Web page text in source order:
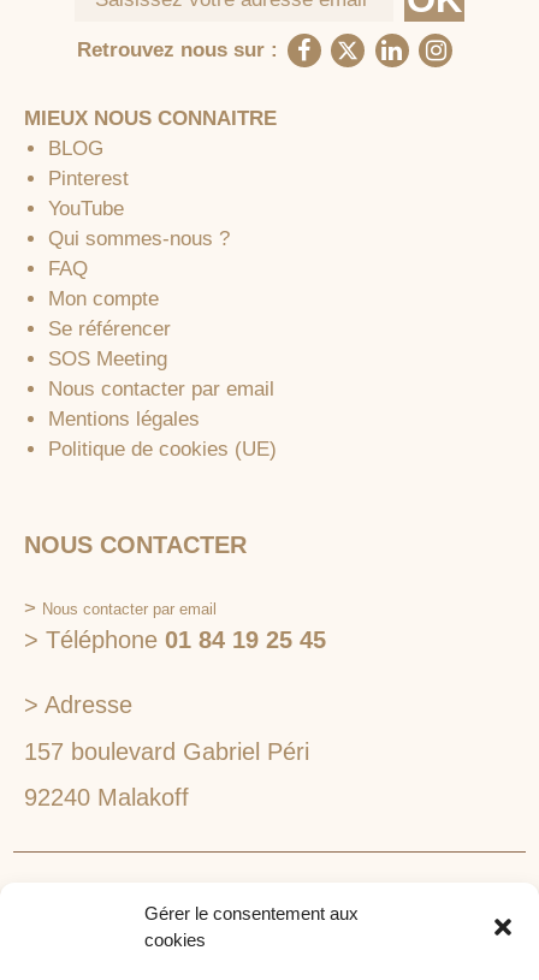
Gérer le consentement aux
cookies
Retrouvez nous sur :
MIEUX NOUS CONNAITRE
BLOG
Pinterest
YouTube
Qui sommes-nous ?
FAQ
Mon compte
Se référencer
SOS Meeting
Nous contacter par email
Mentions légales
Politique de cookies (UE)
NOUS CONTACTER
> Nous contacter par email
> Téléphone 01 84 19 25 45
> Adresse
157 boulevard Gabriel Péri
92240 Malakoff
1lieu1salle est spécialisé dans la recherche de lieux